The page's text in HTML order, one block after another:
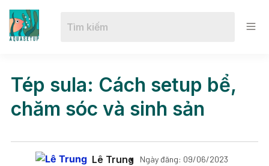
Tép sula: Cách setup bể,
chăm sóc và sinh sản
Lê Trung Ngày đăng: 09/06/2023